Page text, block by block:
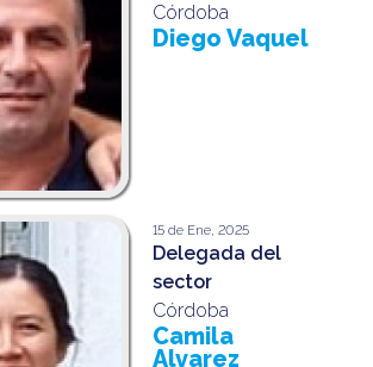
Córdoba
Diego Vaquel
15 de Ene, 2025
Delegada del
sector
Córdoba
Camila
Alvarez